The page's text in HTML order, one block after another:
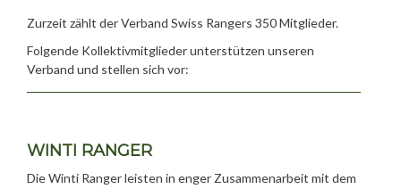
Zurzeit zählt der Verband Swiss Rangers 350 Mitglieder.
Folgende Kollektivmitglieder unterstützen unseren
Verband und stellen sich vor:
WINTI RANGER
Die Winti Ranger leisten in enger Zusammenarbeit mit dem